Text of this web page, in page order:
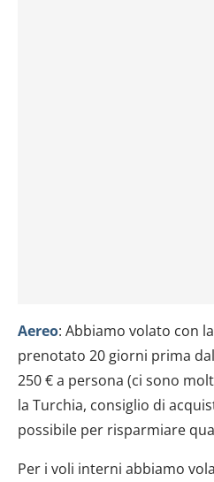
Aereo: Abbiamo volato con
prenotato 20 giorni prima
250 € a persona (ci sono
la Turchia, consiglio di
possibile per risparmiare
Per i voli interni abbiamo